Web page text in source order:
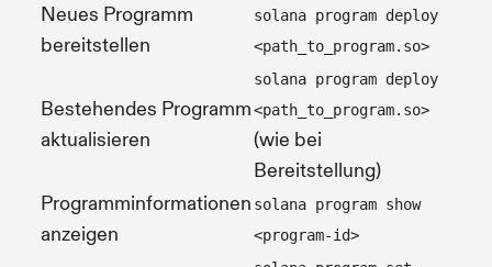
Neues Programm
bereitstellen
solana program deploy
<path_to_program.so>
Bestehendes Programm
aktualisieren
solana program deploy
<path_to_program.so>
(wie bei
Bereitstellung)
Programminformationen
anzeigen
solana program show
<program-id>